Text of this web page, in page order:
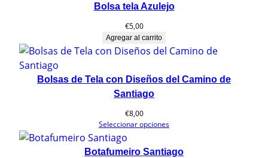
Bolsa tela Azulejo
€5,00
Agregar al carrito
Bolsas de Tela con Diseños del Camino de
Santiago
€8,00
Seleccionar opciones
Botafumeiro Santiago